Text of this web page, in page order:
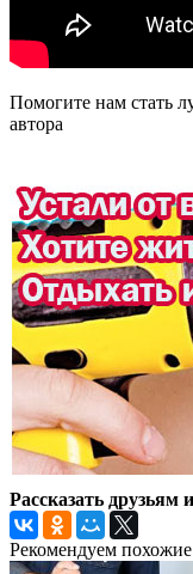
Помогите нам стать
автора
Рассказать друзьям
Рекомендуем похожие